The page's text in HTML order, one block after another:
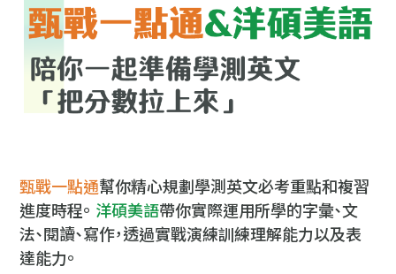
甄戰一點通幫你精心規劃學測英文必考重點和複習
進度時程。 洋碩美語帶你實際運用所學的字彙、文
法、閱讀、寫作，透過實戰演練訓練理解能力以及表
達能力。